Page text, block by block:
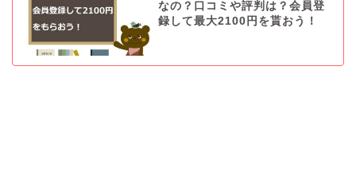
なの？口コミや評判は？会員登
録して最大2100円を貰おう！